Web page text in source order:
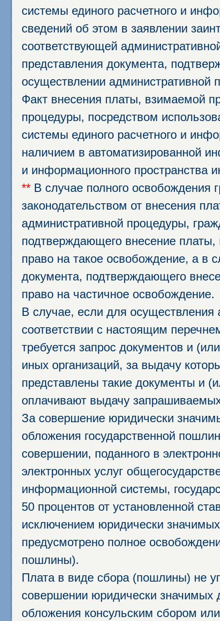
системы единого расчетного и
сведений об этом в заявлении
соответствующей
представления документа,
осуществлении административной
Факт внесения платы, взимаемой
процедуры, посредством
системы единого расчетного и
наличием в автоматизированной
и информационного пространства
** В случае полного освобождения
законодательством от внесения
административной процедуры,
подтверждающего внесение
право на такое освобождение, а в
документа, подтверждающего
право на частичное освобождение.
В случае, если для осуществления
соответствии с настоящим
требуется запрос документов и
иных организаций, за выдачу
представлены такие документы и
оплачивают выдачу
За совершение юридически
обложения государственной
совершении, поданного в
электронных услуг
информационной системы,
50 процентов от установленной
исключением юридически
предусмотрено полное
пошлины).
Плата в виде сбора (пошлины) не
совершении юридически
обложения консульским сбором